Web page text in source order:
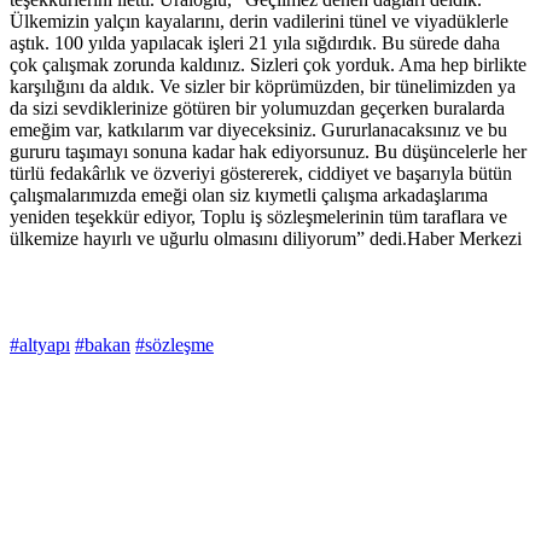
Ülkemizin yalçın kayalarını, derin vadilerini tünel ve viyadüklerle
aştık. 100 yılda yapılacak işleri 21 yıla sığdırdık. Bu sürede daha
çok çalışmak zorunda kaldınız. Sizleri çok yorduk. Ama hep birlikte
karşılığını da aldık. Ve sizler bir köprümüzden, bir tünelimizden ya
da sizi sevdiklerinize götüren bir yolumuzdan geçerken buralarda
emeğim var, katkılarım var diyeceksiniz. Gururlanacaksınız ve bu
gururu taşımayı sonuna kadar hak ediyorsunuz. Bu düşüncelerle her
türlü fedakârlık ve özveriyi göstererek, ciddiyet ve başarıyla bütün
çalışmalarımızda emeği olan siz kıymetli çalışma arkadaşlarıma
yeniden teşekkür ediyor, Toplu iş sözleşmelerinin tüm taraflara ve
ülkemize hayırlı ve uğurlu olmasını diliyorum” dedi.Haber Merkezi
#altyapı #bakan #sözleşme